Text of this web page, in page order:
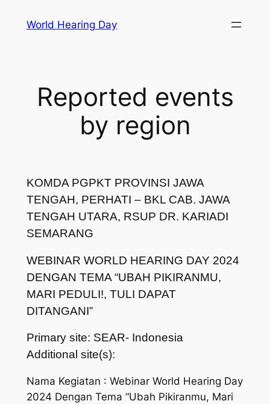
World Hearing Day
Reported events
by region
KOMDA PGPKT PROVINSI JAWA
TENGAH, PERHATI – BKL CAB. JAWA
TENGAH UTARA, RSUP DR. KARIADI
SEMARANG
WEBINAR WORLD HEARING DAY 2024
DENGAN TEMA “UBAH PIKIRANMU,
MARI PEDULI!, TULI DAPAT
DITANGANI”
Primary site: SEAR- Indonesia
Additional site(s):
Nama Kegiatan : Webinar World Hearing Day
2024 Dengan Tema “Ubah Pikiranmu, Mari